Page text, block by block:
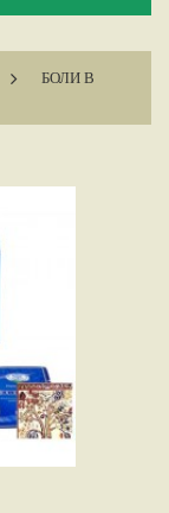
>
БОЛИ В